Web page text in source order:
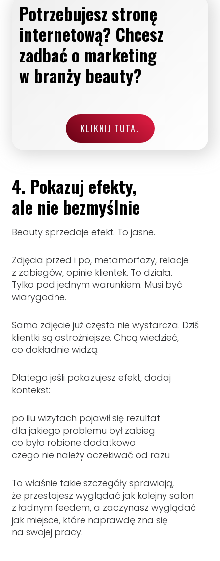
Potrzebujesz stronę
internetową? Chcesz
zadbać o marketing
w branży beauty?
KLIKNIJ TUTAJ
4. Pokazuj efekty,
ale nie bezmyślnie
Beauty sprzedaje efekt. To jasne.
Zdjęcia przed i po, metamorfozy, relacje
z zabiegów, opinie klientek. To działa.
Tylko pod jednym warunkiem. Musi być
wiarygodne.
Samo zdjęcie już często nie wystarcza. Dziś
klientki są ostrożniejsze. Chcą wiedzieć,
co dokładnie widzą.
Dlatego jeśli pokazujesz efekt, dodaj
kontekst:
po ilu wizytach pojawił się rezultat
dla jakiego problemu był zabieg
co było robione dodatkowo
czego nie należy oczekiwać od razu
To właśnie takie szczegóły sprawiają,
że przestajesz wyglądać jak kolejny salon
z ładnym feedem, a zaczynasz wyglądać
jak miejsce, które naprawdę zna się
na swojej pracy.